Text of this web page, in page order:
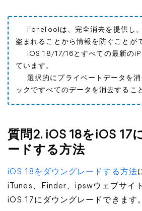
FoneToolは、完全消去を提供し
盗まれることから情報を防ぐことが
iOS 18/17/16とすべての最新の
ています。
選択的にプライベートデータを
ックですべてのデータを消去するこ
質問2. iOS 18をiOS 17
ードする方法
iOS 18をダウングレードする方法
iTunes、Finder、ipswウェブサイ
iOS 17にダウングレードできます。